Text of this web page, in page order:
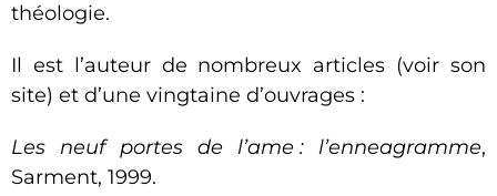
théologie.
Il est l’auteur de nombreux articles (voir son
site) et d’une vingtaine d’ouvrages :
Les neuf portes de l’ame : l’enneagramme,
Sarment, 1999.